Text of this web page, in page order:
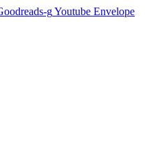
gYoutube Envelope